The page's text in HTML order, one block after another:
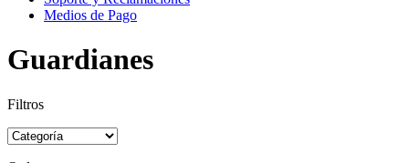
Medios de Pago
Guardianes
Filtros